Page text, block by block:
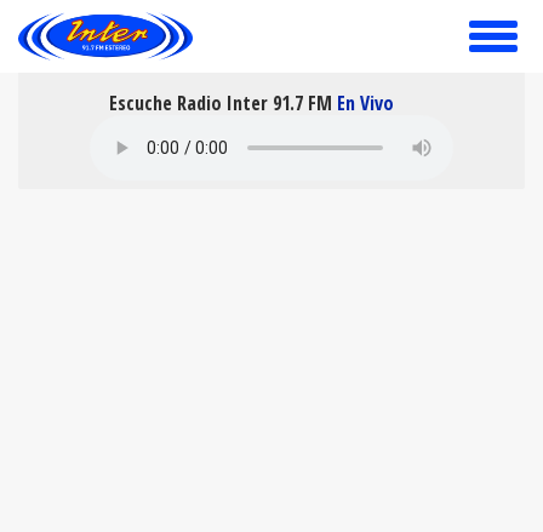
toggle
Escuche Radio Inter 91.7 FM En Vivo